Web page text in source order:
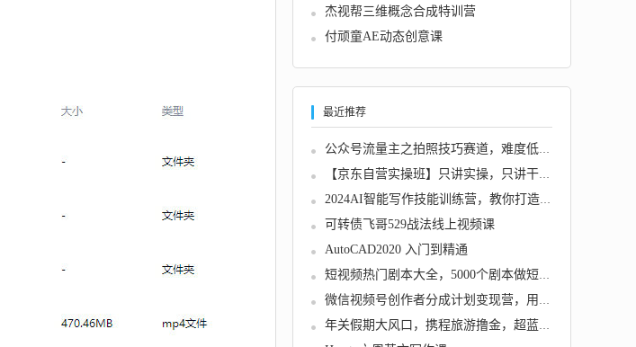
杰视帮三维概念合成特训营
付顽童AE动态创意课
最近推荐
公众号流量主之拍照技巧赛道，难度低+流量大，...
【京东自营实操班】只讲实操，只讲干货（28小...
2024AI智能写作技能训练营，教你打造赚钱账号...
可转债飞哥529战法线上视频课
AutoCAD2020 入门到精通
短视频热门剧本大全，5000个剧本做短视频的朋...
微信视频号创作者分成计划变现营，用心教学，...
年关假期大风口，携程旅游撸金，超蓝海赛道,月...